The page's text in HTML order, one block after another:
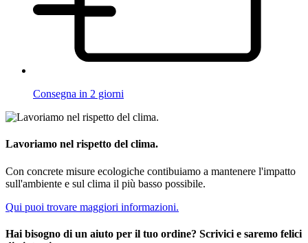
Consegna in 2 giorni
Lavoriamo nel rispetto del clima.
Con concrete misure ecologiche contibuiamo a mantenere l'impatto
sull'ambiente e sul clima il più basso possibile.
Qui puoi trovare maggiori informazioni.
Hai bisogno di un aiuto per il tuo ordine? Scrivici e saremo felici